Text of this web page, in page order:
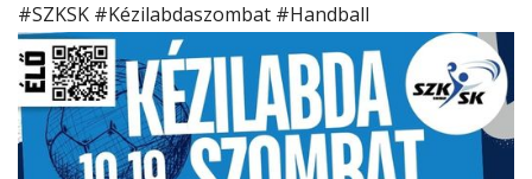
#SZKSK #Kézilabdaszombat #Handball